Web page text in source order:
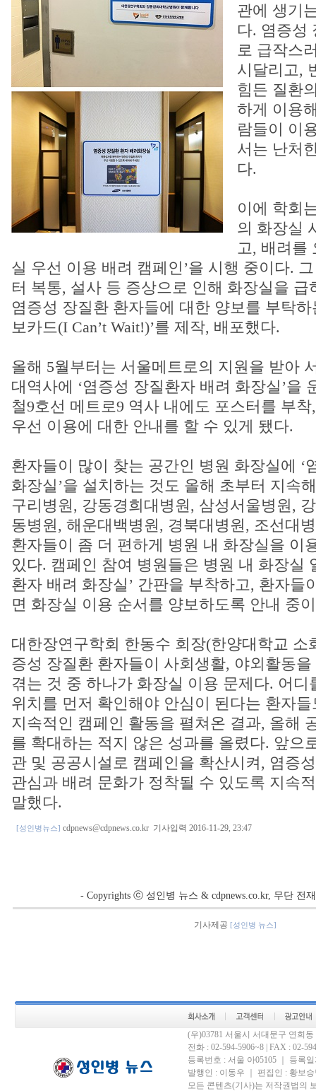
관에 생기
다. 염증성
로 급작스
시달리고,
힘든 질환
하게 이용
람들이 이
서는 난처
다.
이에 학회
의 화장실
고, 배려를
실 우선 이용 배려 캠페인’을 시행 중이다.
터 복통, 설사 등 증상으로 인해 화장실을 급
염증성 장질환 환자들에 대한 양보를 부탁하
보카드(I Can’t Wait!)’를 제작, 배포했다.
올해 5월부터는 서울메트로의 지원을 받아
대역사에 ‘염증성 장질환자 배려 화장실’을
철9호선 메트로9 역사 내에도 포스터를 부
우선 이용에 대한 안내를 할 수 있게 됐다.
환자들이 많이 찾는 공간인 병원 화장실에 ‘
화장실’을 설치하는 것도 올해 초부터 지속
구리병원, 강동경희대병원, 삼성서울병원,
동병원, 해운대백병원, 경북대병원, 조선대
환자들이 좀 더 편하게 병원 내 화장실을 이
있다. 캠페인 참여 병원들은 병원 내 화장실
환자 배려 화장실’ 간판을 부착하고, 환자들
면 화장실 이용 순서를 양보하도록 안내 중
대한장연구학회 한동수 회장(한양대학교 소
증성 장질환 환자들이 사회생활, 야외활동
겪는 것 중 하나가 화장실 이용 문제다. 어디
위치를 먼저 확인해야 안심이 된다는 환자들
지속적인 캠페인 활동을 펼쳐온 결과, 올해
를 확대하는 적지 않은 성과를 올렸다. 앞으
관 및 공공시설로 캠페인을 확산시켜, 염증
관심과 배려 문화가 정착될 수 있도록 지속
말했다.
[성인병뉴스] cdpnews@cdpnews.co.kr기사입력 2016-11-29, 23:47
- Copyrights ⓒ 성인병 뉴스 & cdpnews.co.kr, 무단 전
기사제공 [성인병 뉴스]
(우)03781 서울시 서대문구 연희
전화 : 02-594-5906~8 | FAX : 02-
등록번호 : 서울 아05105 ｜ 등록
발행인 : 이동우 ｜ 편집인 : 황보
모든 콘텐츠(기사)는 저작권법의